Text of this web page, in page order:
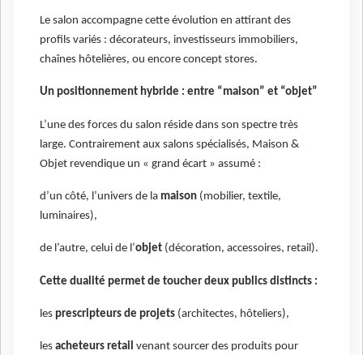
Le salon accompagne cette évolution en attirant des
profils variés : décorateurs, investisseurs immobiliers,
chaînes hôtelières, ou encore concept stores.
Un positionnement hybride : entre “maison” et “objet”
L’une des forces du salon réside dans son spectre très
large. Contrairement aux salons spécialisés, Maison &
Objet revendique un « grand écart » assumé :
d’un côté, l’univers de la maison (mobilier, textile,
luminaires),
de l’autre, celui de l’objet (décoration, accessoires, retail).
Cette dualité permet de toucher deux publics distincts :
les prescripteurs de projets (architectes, hôteliers),
les acheteurs retail venant sourcer des produits pour